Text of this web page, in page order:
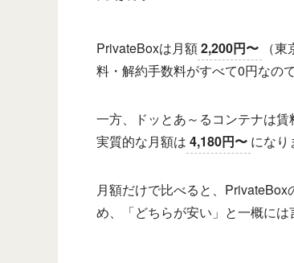
PrivateBoxは月額2,200円〜
（
料・解約手数料がすべて0円なの
一方、ドッとあ～るコンテナは賃
実質的な月額は 4,180円〜 になり
月額だけで比べると、
め、「どちらが安い」と一概には